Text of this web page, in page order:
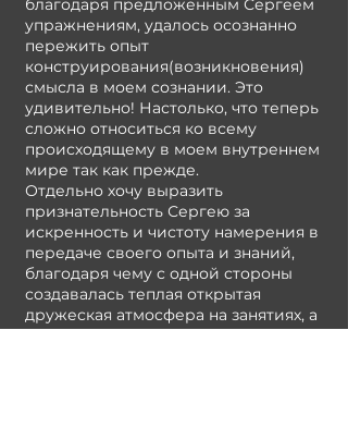
благодаря предложенным Сергеем
упражнениям, удалось осознанно
пережить опыт
конструирования(возникновения)
смысла в моем сознании. Это
удивительно! Настолько, что теперь
сложно относиться ко всему
происходящему в моем внутреннем
мире так как прежде.
Отдельно хочу выразить
признательность Сергею за
искренность и чистоту намерения в
передаче своего опыта и знаний,
благодаря чему с одной стороны
создавалась теплая открытая
дружеская атмосфера на занятиях, а
с другой стороны обучающему